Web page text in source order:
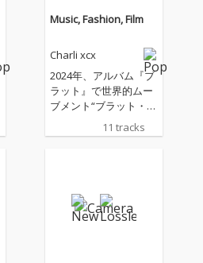
Music, Fashion, Film
Charli xcx
2024年、アルバム『ブ
ラット』で世界的ムー
ブメント“ブラット・サ
マー”を巻き起こし、音
楽やファッション、イ
チャーリーxcxが最新
作『ミュージック・フ
11 tracks